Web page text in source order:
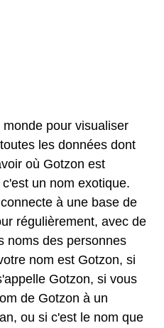
pour visualiser
les données dont
où Gotzon est
un nom exotique.
à une base de
régulièrement, avec de
noms des personnes
nom est Gotzon, si
Gotzon, si vous
de Gotzon à un
ou si c'est le nom que